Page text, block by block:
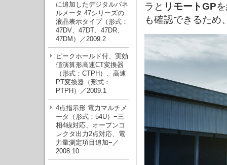
に追加したデジタルパネ
ルメータ 47シリーズの
液晶表示タイプ（形式：
47DV、47DT、47DR、
47DM）／2009.2
ピークホールド付、実効
値演算形高速CT変換器
（形式：CTPH）、高速
PT変換器（形式：
PTPH）／2009.1
4点指示形 電力マルチメ
ータ（形式：54U）−三
相4線対応、オープンコ
レクタ出力2点対応、電
力量測定項目追加−／
2008.10
ラと リモートGP
も確認できるため